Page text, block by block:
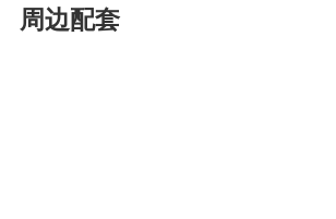
周边配套